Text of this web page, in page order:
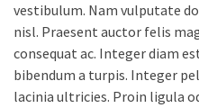
vestibulum. Nam vulputate
nisl. Praesent auctor felis
consequat ac. Integer diam
bibendum a turpis. Integer
lacinia ultricies. Proin ligula